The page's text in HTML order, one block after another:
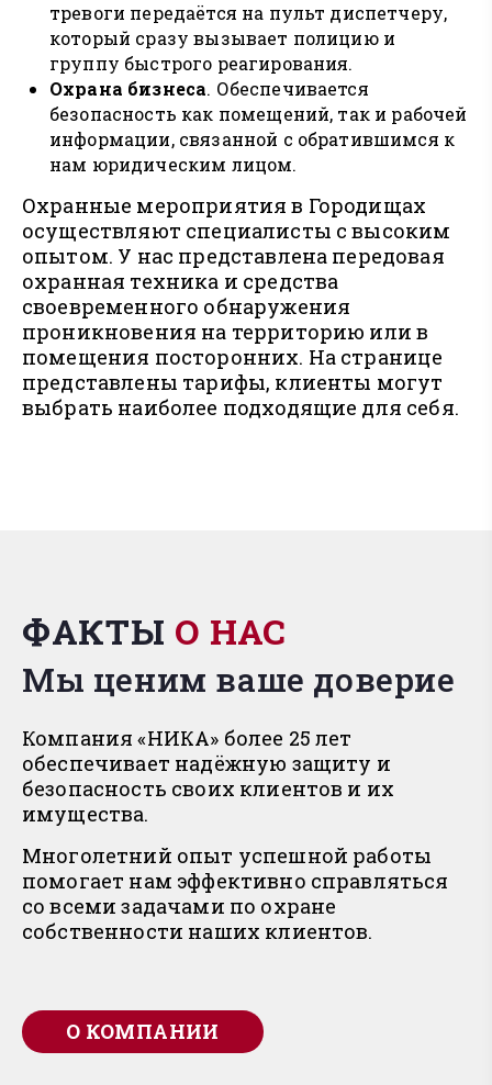
тревоги передаётся на пульт диспетчеру,
который сразу вызывает полицию и
группу быстрого реагирования.
Охрана бизнеса. Обеспечивается
безопасность как помещений, так и рабочей
информации, связанной с обратившимся к
нам юридическим лицом.
Охранные мероприятия в Городищах
осуществляют специалисты с высоким
опытом. У нас представлена передовая
охранная техника и средства
своевременного обнаружения
проникновения на территорию или в
помещения посторонних. На странице
представлены тарифы, клиенты могут
выбрать наиболее подходящие для себя.
ФАКТЫ О НАС
Мы ценим ваше доверие
Компания «НИКА» более 25 лет
обеспечивает надёжную защиту и
безопасность своих клиентов и их
имущества.
Многолетний опыт успешной работы
помогает нам эффективно справляться
со всеми задачами по охране
собственности наших клиентов.
О КОМПАНИИ